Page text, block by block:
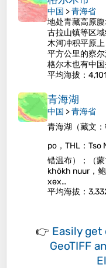
中国 >青海省
地处青藏高原
古拉山镇等区
木河冲积平原
平方公里的察
格尔木也有中国
平均海拔 ：
青海湖
中国 >青海省
青海湖（藏文
po，THL：Tso
错温布）；（蒙
khökh nuur，
хөх…
平均海拔 ：
👉 Easily get
GeoTIFF